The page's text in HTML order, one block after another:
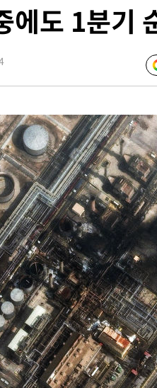
에 마쳐
첫 40도
교정본부장 기소
' 된 축구협회
울대 공대 교수…이병태
식사 대접까지(종합)
그 전 2개월 10.3만개 하
어…실업률은 4.1%로
매달리지 말고 과감히
바운드·남쪽 아웃바운
염경보로 하향
면 특별재난지역 선포
급 임용…희망지 못 갈
비[내일날씨]
메모리 수요 선제 대응"
란VC 입단
축구 '5승 2무'
에도 1분